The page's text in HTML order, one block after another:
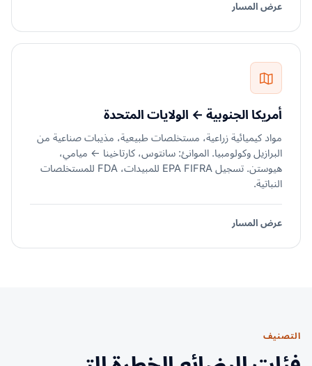
عرض المسار
أمريكا الجنوبية ← الولايات المتحدة
مواد كيميائية زراعية، مستخلصات طبيعية، مذيبات صناعية من
البرازيل وكولومبيا. الموانئ: سانتوس، كارتاخينا ← ميامي،
هيوستن. تسجيل EPA FIFRA للمبيدات، FDA للمستخلصات
النباتية.
عرض المسار
التصنيف